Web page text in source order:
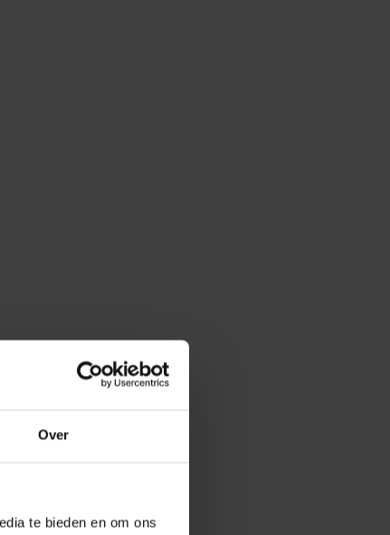
Over
te bieden en om ons